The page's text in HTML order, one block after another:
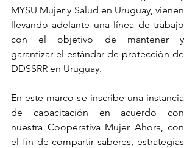
MYSU Mujer y Salud en Uruguay, vienen
llevando adelante una línea de trabajo
con el objetivo de mantener y
garantizar el estándar de protección de
DDSSRR en Uruguay.
En este marco se inscribe una instancia
de capacitación en acuerdo con
nuestra Cooperativa Mujer Ahora, con
el fin de compartir saberes, estrategias